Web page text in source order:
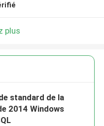
plus
standard de la
Windows